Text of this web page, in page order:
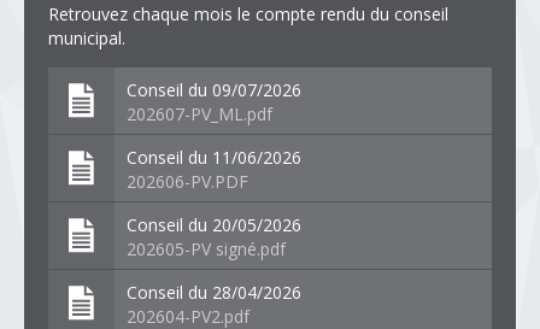
Retrouvez chaque mois le compte rendu du conseil
municipal.
Conseil du 09/07/2026
202607-PV_ML.pdf
Conseil du 11/06/2026
202606-PV.PDF
Conseil du 20/05/2026
202605-PV signé.pdf
Conseil du 28/04/2026
202604-PV2.pdf